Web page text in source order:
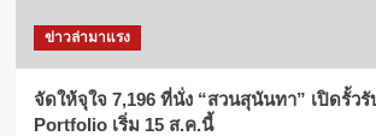
ข่าวล่ามาแรง
จัดให้จุใจ 7,196 ที่นั่ง “สวนสุนันทา” เปิดรั้ว
Portfolio เริ่ม 15 ส.ค.นี้